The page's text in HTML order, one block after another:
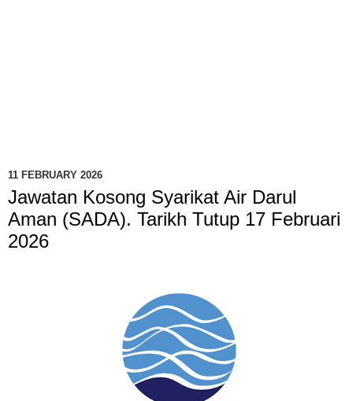
11 FEBRUARY 2026
Jawatan Kosong Syarikat Air Darul
Aman (SADA). Tarikh Tutup 17 Februari
2026